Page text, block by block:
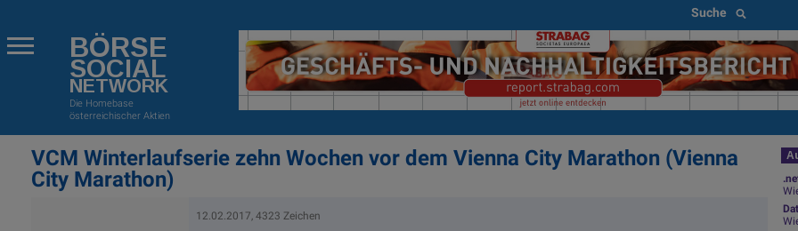
Suche
BÖRSE
SOCIAL
NETWORK
Die Homebase
österreichischer Aktien
VCM Winterlaufserie zehn Wochen vor dem Vienna City Marathon (Vienna
City Marathon)
12.02.2017, 4323 Zeichen